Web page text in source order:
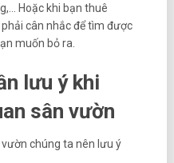
Hoặc khi bạn thuê
cân nhắc để tìm được
muốn bỏ ra.
lưu ý khi
sân vườn
chúng ta nên lưu ý